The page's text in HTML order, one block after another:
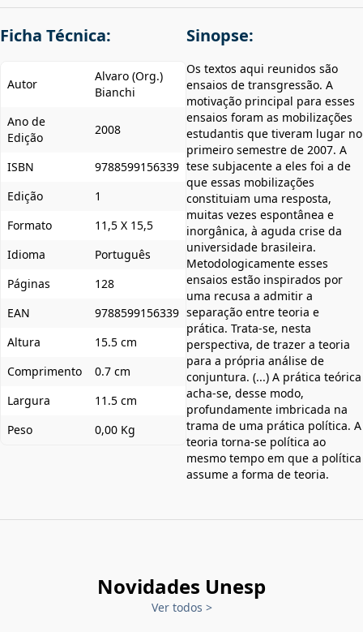
Ficha Técnica:
Autor
Alvaro (Org.)
Bianchi
Ano de
Edição
2008
ISBN
9788599156339
Edição
1
Formato
11,5 X 15,5
Idioma
Português
Páginas
128
EAN
9788599156339
Altura
15.5 cm
Comprimento
0.7 cm
Largura
11.5 cm
Peso
0,00 Kg
Sinopse:
Os textos aqui reunidos são
ensaios de transgressão. A
motivação principal para esses
ensaios foram as mobilizações
estudantis que tiveram lugar no
primeiro semestre de 2007. A
tese subjacente a eles foi a de
que essas mobilizações
constituiam uma resposta,
muitas vezes espontânea e
inorgânica, à aguda crise da
universidade brasileira.
Metodologicamente esses
ensaios estão inspirados por
uma recusa a admitir a
separação entre teoria e
prática. Trata-se, nesta
perspectiva, de trazer a teoria
para a própria análise de
conjuntura. (...) A prática teórica
acha-se, desse modo,
profundamente imbricada na
trama de uma prática política. A
teoria torna-se política ao
mesmo tempo em que a política
assume a forma de teoria.
Novidades Unesp
Ver todos >